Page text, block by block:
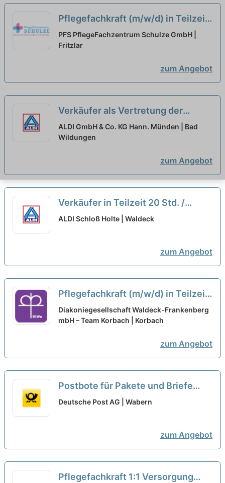
Pflegefachkraft (m/w/d) in Teilzeit
(30 Stunden/Woche) – Pflege von
besonderer Güte!
PFS PflegeFachzentrum Schulze GmbH |
Fritzlar
zum Angebot
Verkäufer als Vertretung der
Ersten Kraft in Teilzeit (m/w/d) neu
ALDI GmbH & Co. KG Hann. Münden | Bad
Wildungen
zum Angebot
Verkäufer in Teilzeit 20 Std. /
Woche (m/w/d) neu
ALDI Schloß Holte | Waldeck
zum Angebot
Pflegefachkraft (m/w/d) in Teilzeit
- Kommen Sie zur Diakonie! neu
Diakoniegesellschaft Waldeck-Frankenberg
mbH – Team Korbach | Korbach
zum Angebot
Postbote für Pakete und Briefe
Teilzeit als Aushilfe (m/w/d)
Deutsche Post AG | Wabern
zum Angebot
Pflegefachkraft 1:1 Versorgung